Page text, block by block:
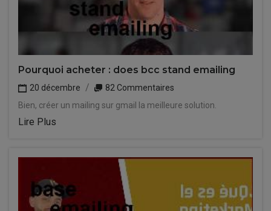
Pourquoi acheter : does bcc stand emailing
20 décembre
82 Commentaires
Bien, créer un mailing sur gmail la meilleure solution.
Lire Plus